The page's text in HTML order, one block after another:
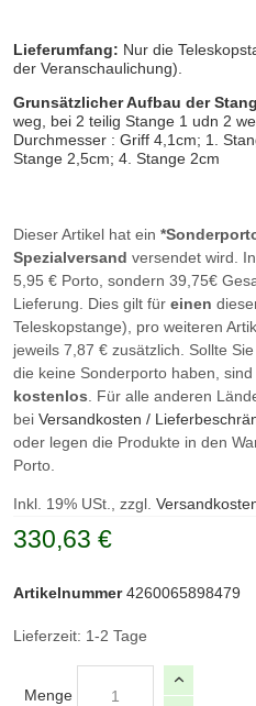
Lieferumfang: Nur die
der Veranschaulichung).
Grunsätzlicher Aufbau der
weg, bei 2 teilig Stange 1 udn 2
Durchmesser : Griff 4,1cm; 1.
Stange 2,5cm; 4. Stange 2cm
Dieser Artikel hat ein
Spezialversand versendet wird.
5,95 € Porto, sondern 39,75€
Lieferung. Dies gilt für einen
Teleskopstange), pro weiteren
jeweils 7,87 € zusätzlich. Sollte
die keine Sonderporto haben,
kostenlos. Für alle anderen
bei Versandkosten /
oder legen die Produkte in den
Porto.
Inkl. 19% USt., zzgl.
330,63 €
Artikelnummer 4260065898479
Lieferzeit: 1-2 Tage
Menge